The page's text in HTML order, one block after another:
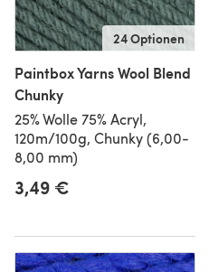
24 Optionen
Paintbox Yarns Wool Blend
Chunky
25% Wolle 75% Acryl,
120m/100g, Chunky (6,00-
8,00 mm)
3,49 €